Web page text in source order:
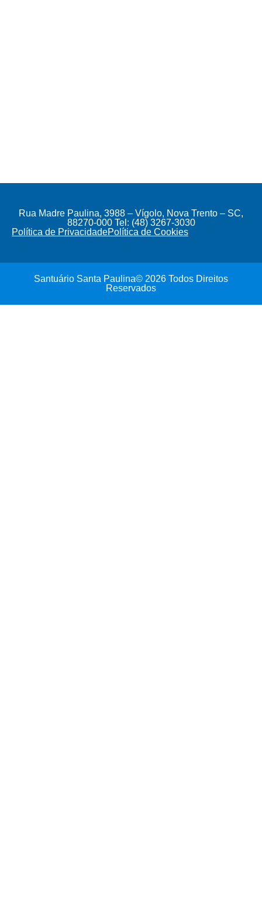
Rua Madre Paulina, 3988 – Vígolo, Nova Trento – SC,
88270-000 Tel: (48) 3267-3030
Política de PrivacidadePolítica de Cookies
Santuário Santa Paulina© 2026 Todos Direitos
Reservados